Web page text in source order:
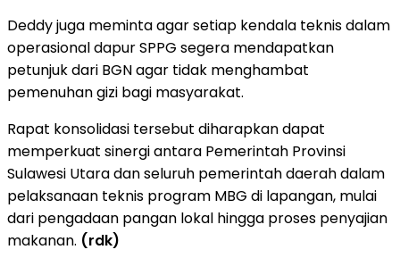
Deddy juga meminta agar setiap kendala teknis dalam
operasional dapur SPPG segera mendapatkan
petunjuk dari BGN agar tidak menghambat
pemenuhan gizi bagi masyarakat.
Rapat konsolidasi tersebut diharapkan dapat
memperkuat sinergi antara Pemerintah Provinsi
Sulawesi Utara dan seluruh pemerintah daerah dalam
pelaksanaan teknis program MBG di lapangan, mulai
dari pengadaan pangan lokal hingga proses penyajian
makanan. (rdk)